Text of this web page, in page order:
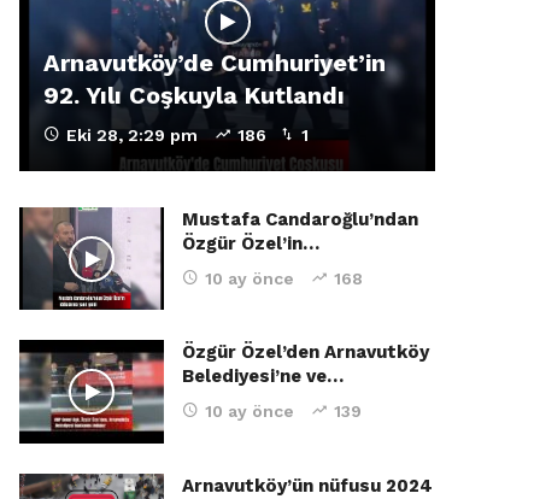
Arnavutköy’de Cumhuriyet’in
92. Yılı Coşkuyla Kutlandı
Eki 28, 2:29 pm 186 1
Mustafa Candaroğlu’ndan
Özgür Özel’in…
10 ay önce 168
Özgür Özel’den Arnavutköy
Belediyesi’ne ve…
10 ay önce 139
Arnavutköy’ün nüfusu 2024